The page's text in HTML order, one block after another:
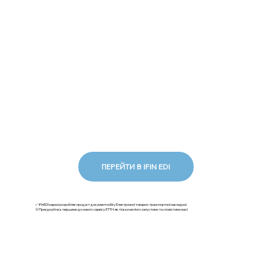
ПЕРЕЙТИ В IFIN EDI
✅ iFinEDI наразі розробляє продукт документообігу Електронної товарно-транспортної накладної.
💡Приєднуйтесь першими до нового сервісу ЕТТН: як тільки ми його запустимо та сповістимо вас!